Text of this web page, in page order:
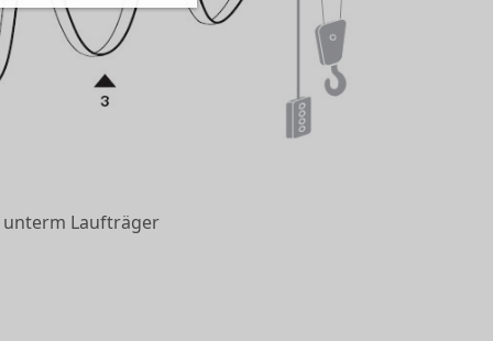
Laufträger